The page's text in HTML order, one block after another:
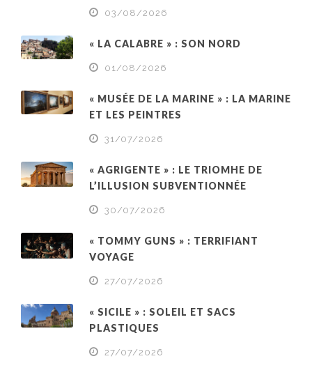
03/08/2026
« LA CALABRE » : SON NORD
01/08/2026
« MUSÉE DE LA MARINE » : LA MARINE
ET LES PEINTRES
31/07/2026
« AGRIGENTE » : LE TRIOMHE DE
L’ILLUSION SUBVENTIONNÉE
30/07/2026
« TOMMY GUNS » : TERRIFIANT
VOYAGE
27/07/2026
« SICILE » : SOLEIL ET SACS
PLASTIQUES
27/07/2026